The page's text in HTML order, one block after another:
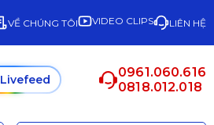
VỀ CHÚNG TÔI VIDEO CLIPS LIÊN HỆ
Livefeed
0961.060.616
0818.012.018